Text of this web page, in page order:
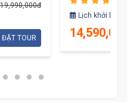
19,990,000đ
ĐẶT TOUR
Lịch khởi